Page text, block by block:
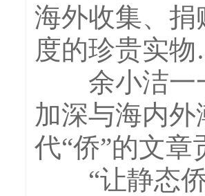
海外收集、捐
度的珍贵实
余小洁一一
加深与海内
代“侨”的文章
“让静态侨